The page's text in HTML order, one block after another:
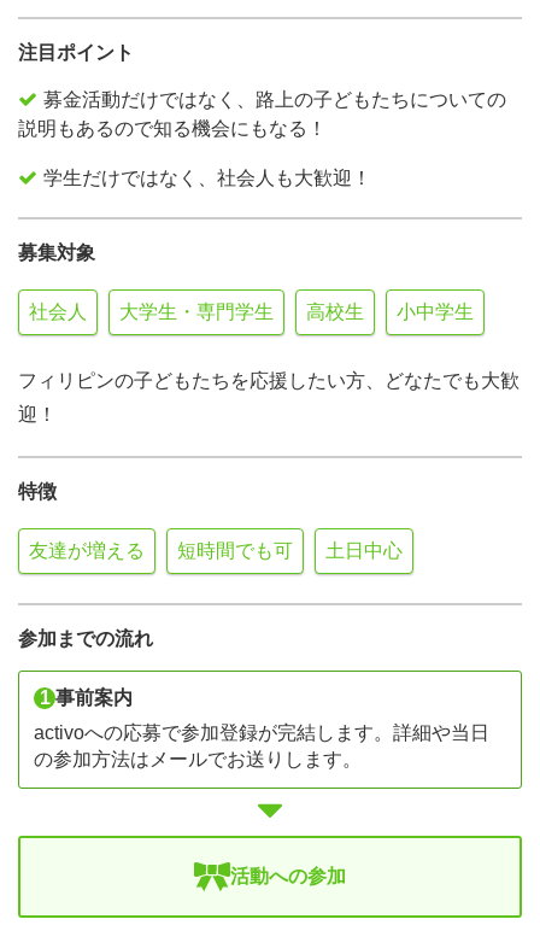
注目ポイント
募金活動だけではなく、路上の子どもたちについての
説明もあるので知る機会にもなる！
学生だけではなく、社会人も大歓迎！
募集対象
社会人 大学生・専門学生 高校生 小中学生
フィリピンの子どもたちを応援したい方、どなたでも大歓
迎！
特徴
友達が増える 短時間でも可 土日中心
参加までの流れ
1 事前案内
activoへの応募で参加登録が完結します。詳細や当日
の参加方法はメールでお送りします。
活動への参加